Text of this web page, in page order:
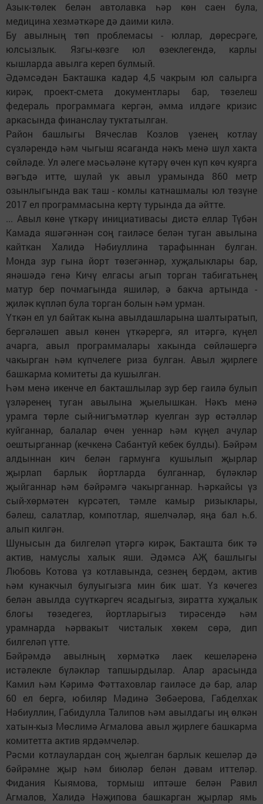
Азык-төлек белән автолавка һәр көн саен була,
медицина хезмәткәре дә даими килә.
Бу авылның төп проблемасы - юллар, дөресрәге,
юлсызлык. Язгы-көзге юл өзеклегендә, карлы
кышларда авылга кереп булмый.
Әдәмсәдән Бакташка кадәр 4,5 чакрым юл салырга
кирәк, проект-смета документлары бар, төзелеш
федераль программага кергән, әмма илдәге кризис
аркасында финанслау туктатылган.
Район башлыгы Вячеслав Козлов үзенең котлау
сүзләрендә һәм чыгыш ясаганда нәкъ менә шул хакта
сөйләде. Ул әлеге мәсьәләне күтәрү өчен күп көч куярга
вәгъдә итте, шулай ук авыл урамында 860 метр
озынлыгында вак таш - комлы катнашмалы юл төзүне
2017 ел программасына кертү турында да әйтте.
... Авыл көне үткәрү инициативасы дистә еллар Түбән
Камада яшәгәннән соң гаиләсе белән туган авылына
кайткан Халидә Нәбиуллина тарафыннан булган.
Монда зур гына йорт төзегәннәр, хуҗалыклары бар,
янәшәдә генә Кичү елгасы агып торган табигатьнең
матур бер почмагында яшиләр, ә бакча артында -
җиләк күпләп була торган болын һәм урман.
Үткән ел ул байтак кына авылдашларына шалтыратып,
бергәләшеп авыл көнен үткәрергә, ял итәргә, күңел
ачарга, авыл программалары хакында сөйләшергә
чакырган һәм күпчелеге риза булган. Авыл җирлеге
башкарма комитеты да кушылган.
Һәм менә икенче ел бакташлылар зур бер гаилә булып
үзләренең туган авылына җыелышкан. Нәкъ менә
урамга төрле сый-нигъмәтләр куелган зур өстәлләр
куйганнар, балалар өчен уеннар һәм күңел ачулар
оештырганнар (кечкенә Сабантуй кебек булды). Бәйрәм
алдыннан кич белән гармунга кушылып җырлар
җырлап барлык йортларда булганнар, бүләкләр
җыйганнар һәм бәйрәмгә чакырганнар. Һәркайсы үз
сый-хөрмәтен күрсәтеп, тәмле камыр ризыклары,
бәлеш, салатлар, компотлар, яшелчәләр, яңа бал һ.б.
алып килгән.
Шунысын да билгеләп үтәргә кирәк, Бакташта бик тә
актив, намуслы халык яши. Әдәмсә АҖ башлыгы
Любовь Котова үз котлавында, сезнең бердәм, актив
һәм кунакчыл булуыгызга мин бик шат. Үз көчегез
белән авылда суүткәргеч ясадыгыз, зиратта хуҗалык
блогы төзедегез, йортларыгыз тирәсендә һәм
урамнарда һәрвакыт чисталык хөкем сөрә, дип
билгеләп үтте.
Бәйрәмдә авылның хөрмәткә лаек кешеләренә
истәлекле бүләкләр тапшырдылар. Алар арасында
Камил һәм Кәримә Фәттаховлар гаиләсе дә бар, алар
60 ел бергә, юбиляр Мәдинә Зөбәерова, Габделхак
Нәбиуллин, Габидулла Талипов һәм авылдагы иң өлкән
хатын-кыз Мөслимә Агмалова авыл җирлеге башкарма
комитетта актив ярдәмчеләр.
Рәсми котлаулардан соң җыелган барлык кешеләр дә
бәйрәмне җыр һәм биюләр белән дәвам иттеләр.
Фидания Кыямова, тормыш иптәше белән Равил
Агмалов, Халидә Нәҗипова башкарган җырлар ямь